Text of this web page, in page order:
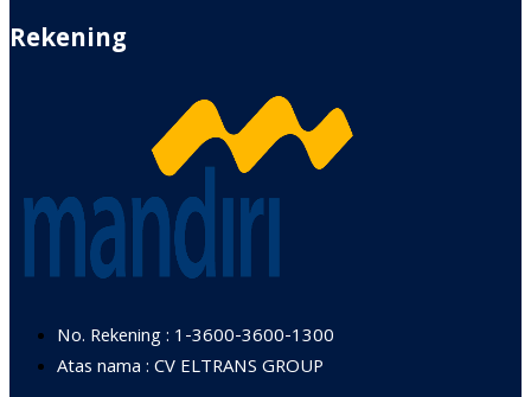
Rekening
No. Rekening : 1-3600-3600-1300
Atas nama : CV ELTRANS GROUP